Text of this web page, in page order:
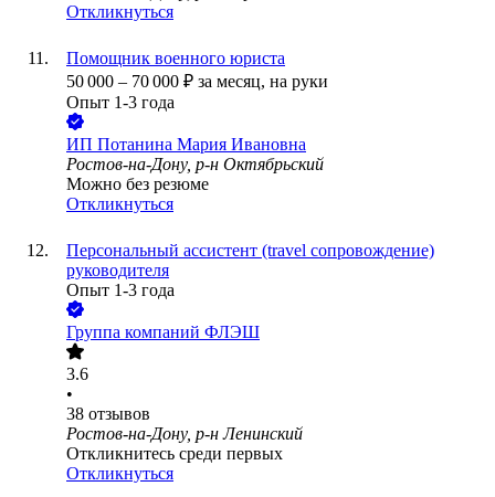
Откликнуться
Помощник военного юриста
50 000 – 70 000 ₽ за месяц, на руки
Опыт 1-3 года
ИП Потанина Мария Ивановна
Ростов-на-Дону, р-н Октябрьский
Можно без резюме
Откликнуться
Персональный ассистент (trаvel сопровождение)
руководителя
Опыт 1-3 года
Группа компаний ФЛЭШ
3.6
•
38 отзывов
Ростов-на-Дону, р-н Ленинский
Откликнитесь среди первых
Откликнуться